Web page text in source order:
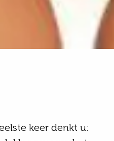
keer denkt u: